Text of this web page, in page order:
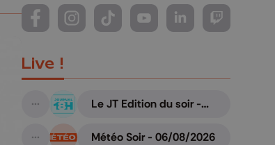
Suivez-nous sur FaceBook
Suivez-nous sur Instagram
Suivez-nous sur TikTok
Suivez-nous sur YouTube
Suivez-nous sur
Suivez-
Live !
A suivre
Le JT Edition du soir -
Météo Soir - 06/08/2026